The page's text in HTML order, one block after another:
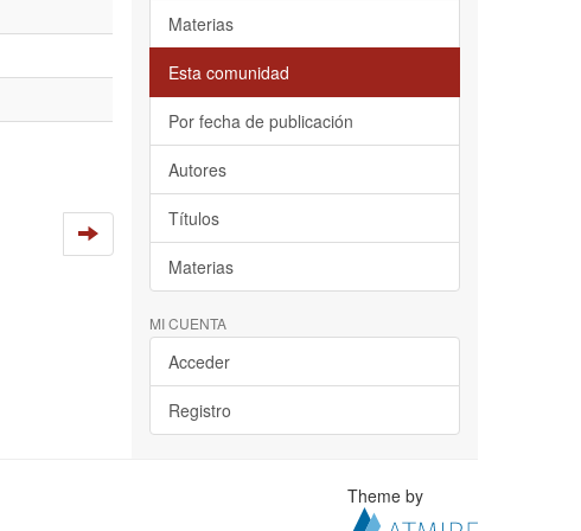
Materias
Esta comunidad
Por fecha de publicación
Autores
Títulos
Materias
MI CUENTA
Acceder
Registro
Theme by